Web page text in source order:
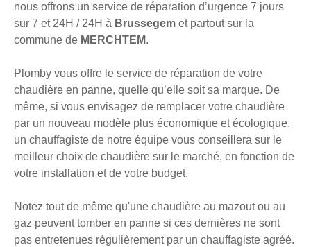
nous offrons un service de réparation d’urgence 7 jours
sur 7 et 24H / 24H à Brussegem et partout sur la
commune de MERCHTEM.
Plomby vous offre le service de réparation de votre
chaudière en panne, quelle qu’elle soit sa marque. De
même, si vous envisagez de remplacer votre chaudière
par un nouveau modèle plus économique et écologique,
un chauffagiste de notre équipe vous conseillera sur le
meilleur choix de chaudière sur le marché, en fonction de
votre installation et de votre budget.
Notez tout de même qu'une chaudière au mazout ou au
gaz peuvent tomber en panne si ces dernières ne sont
pas entretenues régulièrement par un chauffagiste agréé.